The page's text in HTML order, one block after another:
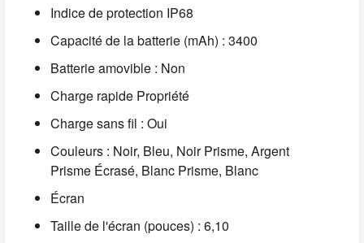
Indice de protection IP68
Capacité de la batterie (mAh) : 3400
Batterie amovible : Non
Charge rapide Propriété
Charge sans fil : Oui
Couleurs : Noir, Bleu, Noir Prisme, Argent
Prisme Écrasé, Blanc Prisme, Blanc
Écran
Taille de l'écran (pouces) : 6,10